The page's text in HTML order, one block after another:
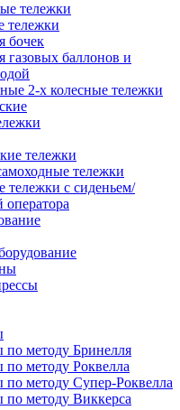
тележки
тележки
бочек
газовых баллонов и
2-х колесные тележки
тележки
тележки
тележки с сиденьем/
по методу Бринелля
по методу Роквелла
по методу Супер-Роквелла
по методу Виккерса